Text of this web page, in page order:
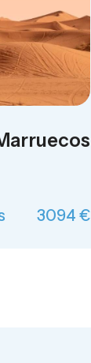
3094 €